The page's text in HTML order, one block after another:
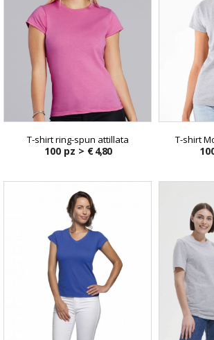
T-shirt ring-spun attillata
100 pz > € 4,80
T-shirt